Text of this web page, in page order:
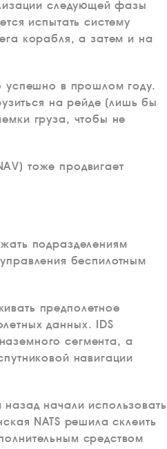
следующей фазы
испытать систему
корабля, а затем и на
успешно в прошлом году.
на рейде (лишь бы
груза, чтобы не
тоже продвигает
подразделениям
беспилотным
предполетное
данных. IDS
сегмента, а
навигации
начали использовать
NATS решила склеить
средством